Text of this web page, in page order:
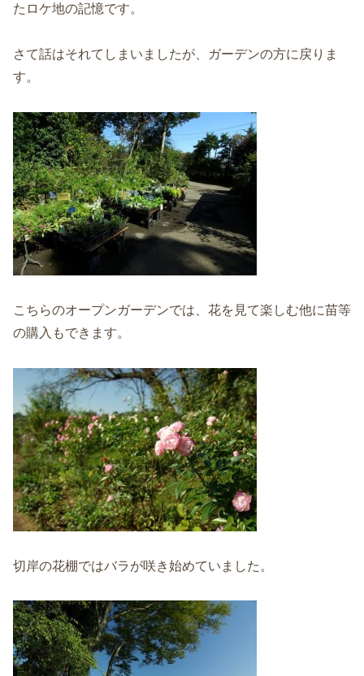
たロケ地の記憶です。
さて話はそれてしまいましたが、ガーデンの方に戻りま
す。
こちらのオープンガーデンでは、花を見て楽しむ他に苗等
の購入もできます。
切岸の花棚ではバラが咲き始めていました。